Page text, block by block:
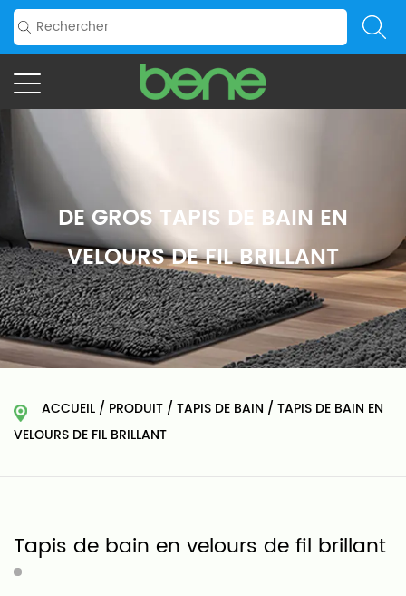
DE GROS TAPIS DE BAIN EN
VELOURS DE FIL BRILLANT
ACCUEIL / PRODUIT / TAPIS DE BAIN / TAPIS DE BAIN EN
VELOURS DE FIL BRILLANT
Tapis de bain en velours de fil brillant